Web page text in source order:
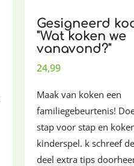
Gesigneerd
"Wat koken we
vanavond?"
24,99
Maak van koken een
familiegebeurtenis!
stap voor stap en
kinderspel. k schreef
deel extra tips